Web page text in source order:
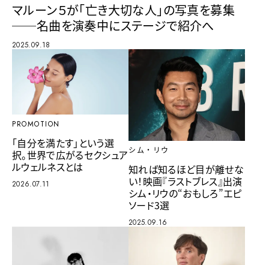
マルーン５が「亡き大切な人」の写真を募集
──名曲を演奏中にステージで紹介へ
2025.09.18
PROMOTION
「自分を満たす」という選
択。世界で広がるセクシュア
ルウェルネスとは
2026.07.11
シム・リウ
知れば知るほど目が離せな
い！映画『ラストブレス』出演
シム・リウの“おもしろ”エピ
ソード3選
2025.09.16